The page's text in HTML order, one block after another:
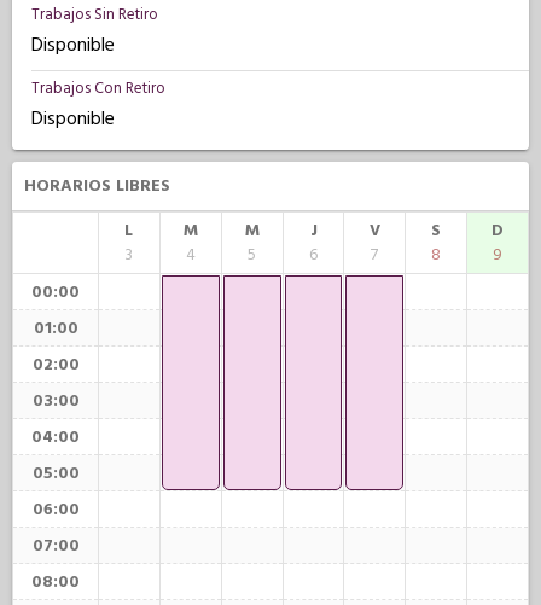
Trabajos Sin Retiro
Disponible
Trabajos Con Retiro
Disponible
HORARIOS LIBRES
L
3
M
4
M
5
J
6
V
7
S
8
D
9
00:00
01:00
02:00
03:00
04:00
05:00
06:00
07:00
08:00